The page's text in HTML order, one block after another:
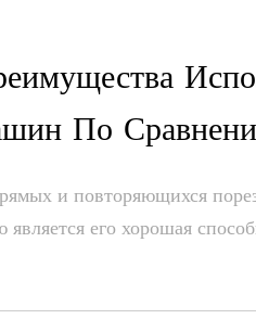
По
и повторяющихся
его хорошая